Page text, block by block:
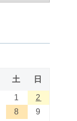
土 日
1
2
8
9